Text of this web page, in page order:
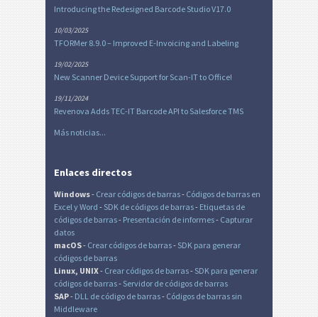
Introducing the Redesigned Barcode Studio V17.0
10/03/2025
TFORMer 8.9.0 – Improved E-Invoicing and Labeling
19/02/2025
New Scanner Device Support for Scan-IT to Office!
19/11/2024
Revenova Adds TEC-IT Barcode API to Salesforce TMS
Más noticias...
Enlaces directos
Windows- Crear códigos de barras- Códigos de barras en
Excel y Word - SDK de códigos de barras- Etiquetas de
códigos de barras- Presentación de informes- Capturar
datos
macOS- Crear códigos de barras- SDK para generar
códigos de barras
Linux, UNIX- Crear códigos de barras- SDK para generar
códigos de barras- Servidor de códigos de barras
SAP- DLL de código de barras- Códigos de barras sin
Middleware